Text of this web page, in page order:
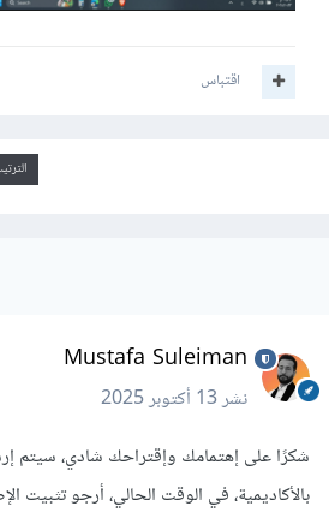
اقتباس
Mustafa Suleiman
نشر13 أكتوبر 2025
شكرًا على إهتمامك وإقتراحك شادي، سيتم
بالأكاديمية، في الوقت الحالي، أرجو تثبيت